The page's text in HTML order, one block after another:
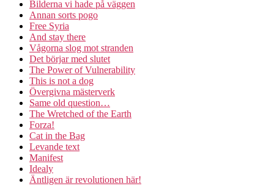
Bilderna vi hade på väggen
Annan sorts pogo
Free Syria
And stay there
Vågorna slog mot stranden
Det börjar med slutet
The Power of Vulnerability
This is not a dog
Övergivna mästerverk
Same old question…
The Wretched of the Earth
Forza!
Cat in the Bag
Levande text
Manifest
Idealy
Äntligen är revolutionen här!